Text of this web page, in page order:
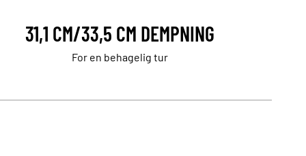
31,1 CM/33,5 CM DEMPNING
For en behagelig tur